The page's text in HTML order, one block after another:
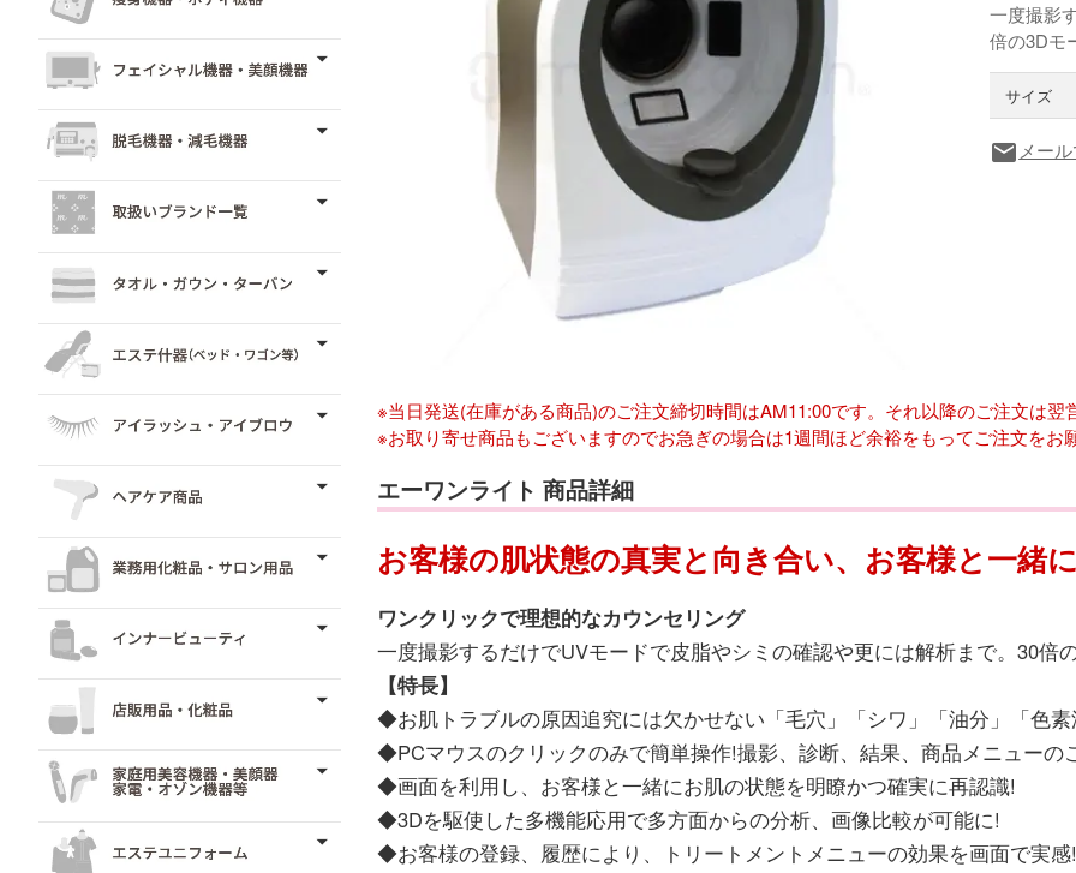
一度撮影
倍の3Dモ
サイズ
local_post_officeメー
※当日発送(在庫がある商品)のご注文締切時間はAM11:00です。それ以降のご注文は
※お取り寄せ商品もございますのでお急ぎの場合は1週間ほど余裕をもってご注文をお
エーワンライト 商品詳細
お客様の肌状態の真実と向き合い、お客様と一緒
ワンクリックで理想的なカウンセリング
一度撮影するだけでUVモードで皮脂やシミの確認や更には解析まで。30倍
【特長】
◆お肌トラブルの原因追究には欠かせない「毛穴」「シワ」「油分」「色
◆PCマウスのクリックのみで簡単操作!撮影、診断、結果、商品メニューの
◆画面を利用し、お客様と一緒にお肌の状態を明瞭かつ確実に再認識!
◆3Dを駆使した多機能応用で多方面からの分析、画像比較が可能に!
◆お客様の登録、履歴により、トリートメントメニューの効果を画面で実感!